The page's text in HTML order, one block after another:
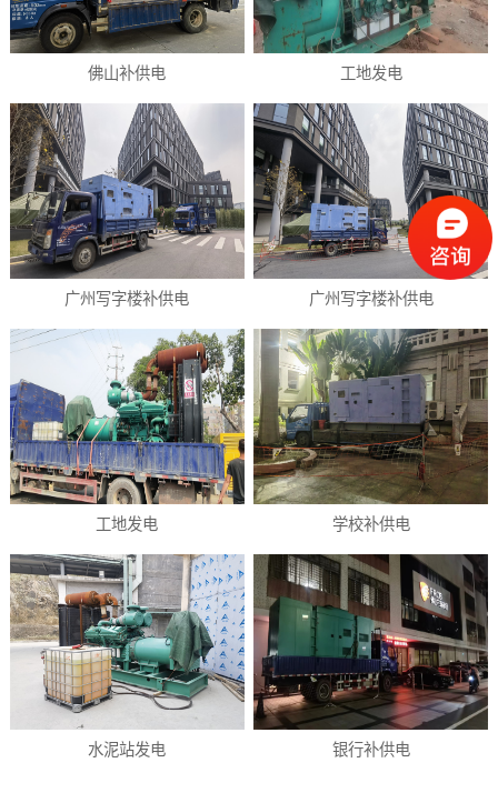
佛山补供电 工地发电
广州写字楼补供电 广州写字楼补供电
工地发电 学校补供电
水泥站发电 银行补供电